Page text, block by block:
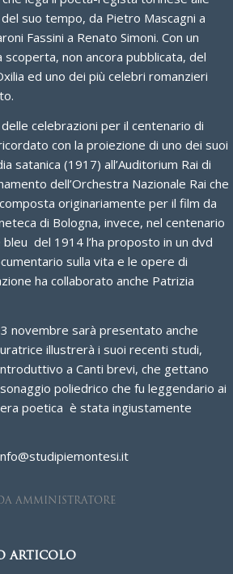
suo tempo, da Pietro Mascagni a
Fassini a Renato Simoni. Con un
scoperta, non ancora pubblicata, del
ed uno dei più celebri romanzieri
celebrazioni per il centenario di
con la proiezione di uno dei suoi
satanica (1917) all’Auditorium Rai di
dell’Orchestra Nazionale Rai che
originariamente per il film da
di Bologna, invece, nel centenario
del 1914 l’ha proposto in un dvd
sulla vita e le opere di
ha collaborato anche Patrizia
novembre sarà presentato anche
illustrerà i suoi recenti studi,
a Canti brevi, che gettano
poliedrico che fu leggendario ai
poetica è stata ingiustamente
AMMINISTRATORE
articolo